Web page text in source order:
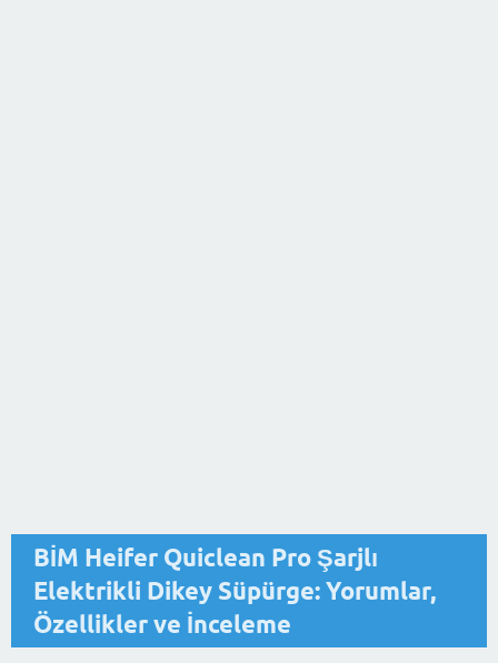
BİM Heifer Quiclean Pro Şarjlı
Elektrikli Dikey Süpürge: Yorumlar,
Özellikler ve İnceleme